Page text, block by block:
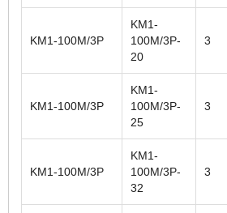
KM1-100M/3P
KM1-
100M/3P-
20
3
KM1-100M/3P
KM1-
100M/3P-
25
3
KM1-100M/3P
KM1-
100M/3P-
32
3